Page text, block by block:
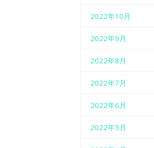
2022年10月
2022年9月
2022年8月
2022年7月
2022年6月
2022年5月